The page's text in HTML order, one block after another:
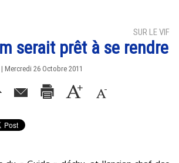
SUR LE VIF
serait prêt à se rendre
Mercredi 26 Octobre 2011